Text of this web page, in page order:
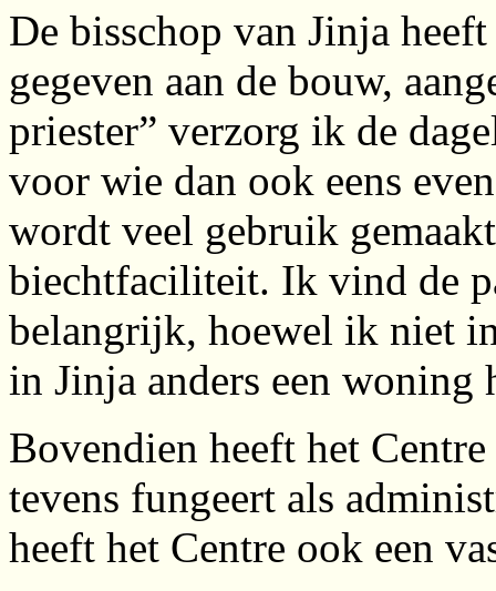
De bisschop van Jinja
gegeven aan de bouw,
priester” verzorg ik de
voor wie dan ook eens
wordt veel gebruik
biechtfaciliteit. Ik vind de
belangrijk, hoewel ik niet
in Jinja anders een woning
Bovendien heeft het
tevens fungeert als
heeft het Centre ook een